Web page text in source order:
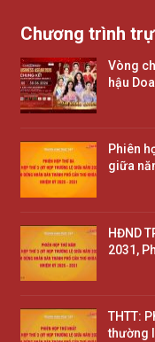
Chương trình
Vòng
hậu
Phiên
giữa
HĐND
2031,
THTT:
thường